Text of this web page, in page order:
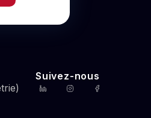
Suivez-nous